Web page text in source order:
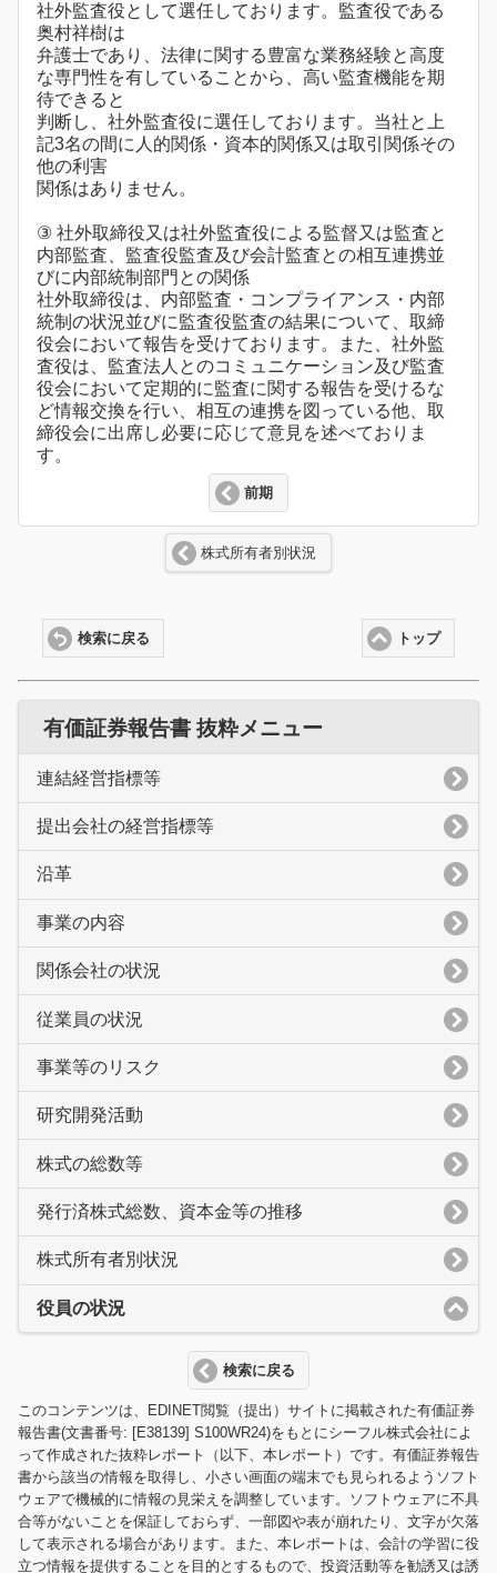
社外監査役として選任しております。監査役である
奥村祥樹は
弁護士であり、法律に関する豊富な業務経験と高度
な専門性を有していることから、高い監査機能を期
待できると
判断し、社外監査役に選任しております。当社と上
記3名の間に人的関係・資本的関係又は取引関係その
他の利害
関係はありません。
③ 社外取締役又は社外監査役による監督又は監査と
内部監査、監査役監査及び会計監査との相互連携並
びに内部統制部門との関係
社外取締役は、内部監査・コンプライアンス・内部
統制の状況並びに監査役監査の結果について、取締
役会において報告を受けております。また、社外監
査役は、監査法人とのコミュニケーション及び監査
役会において定期的に監査に関する報告を受けるな
ど情報交換を行い、相互の連携を図っている他、取
締役会に出席し必要に応じて意見を述べておりま
す。
前期
株式所有者別状況
トップ
検索に戻る
有価証券報告書 抜粋メニュー
連結経営指標等
提出会社の経営指標等
沿革
事業の内容
関係会社の状況
従業員の状況
事業等のリスク
研究開発活動
株式の総数等
発行済株式総数、資本金等の推移
株式所有者別状況
役員の状況
検索に戻る
このコンテンツは、EDINET閲覧（提出）サイトに掲載された有価証券
報告書(文書番号: [E38139] S100WR24)をもとにシーフル株式会社によ
って作成された抜粋レポート（以下、本レポート）です。有価証券報告
書から該当の情報を取得し、小さい画面の端末でも見られるようソフト
ウェアで機械的に情報の見栄えを調整しています。ソフトウェアに不具
合等がないことを保証しておらず、一部図や表が崩れたり、文字が欠落
して表示される場合があります。また、本レポートは、会計の学習に役
立つ情報を提供することを目的とするもので、投資活動等を勧誘又は誘